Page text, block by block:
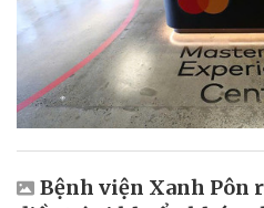
Bệnh viện Xanh Pôn